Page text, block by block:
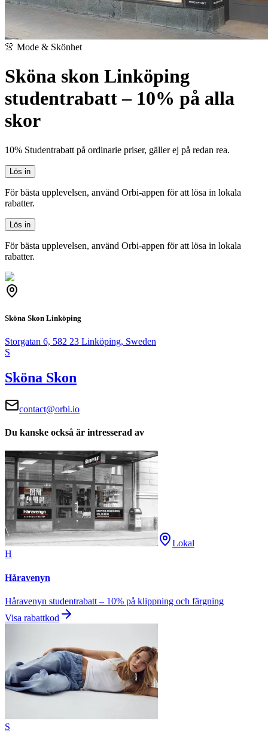
👚 Mode & Skönhet
Sköna skon Linköping
studentrabatt – 10% på alla
skor
10% Studentrabatt på ordinarie priser, gäller ej på redan rea.
Lös in
För bästa upplevelsen, använd Orbi-appen för att lösa in lokala
rabatter.
Lös in
För bästa upplevelsen, använd Orbi-appen för att lösa in lokala
rabatter.
Sköna Skon Linköping
Storgatan 6, 582 23 Linköping, Sweden
S
Sköna Skon
contact@orbi.io
Du kanske också är intresserad av
Lokal
H
Håravenyn
Håravenyn studentrabatt – 10% på klippning och färgning
Visa rabattkod
S